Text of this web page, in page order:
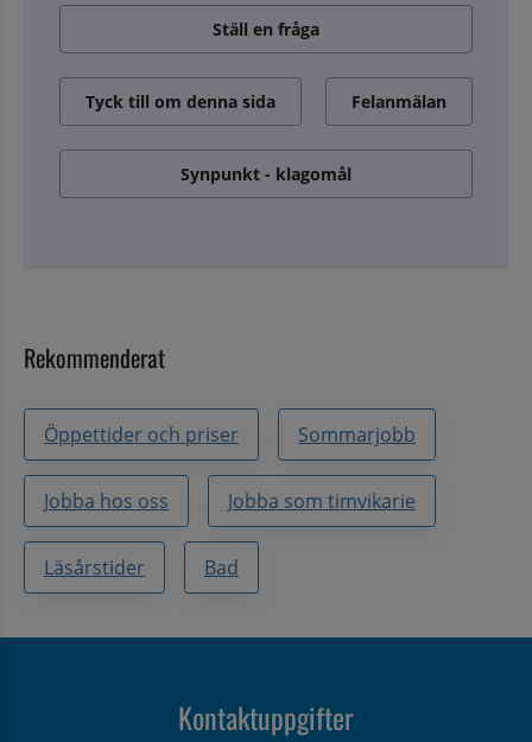
Ställ en fråga
Tyck till om denna sida Felanmälan
Synpunkt - klagomål
Rekommenderat
Öppettider och priser Sommarjobb
Jobba hos oss Jobba som timvikarie
Läsårstider Bad
Kontaktuppgifter